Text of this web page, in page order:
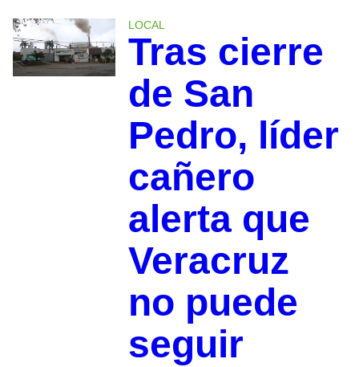
LOCAL
Tras cierre
de San
Pedro, líder
cañero
alerta que
Veracruz
no puede
seguir